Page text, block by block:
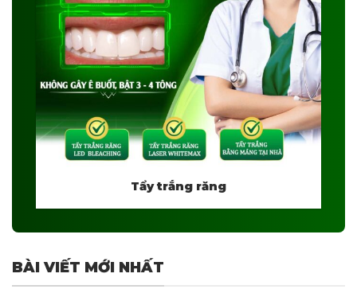
Tẩy trắng răng
BÀI VIẾT MỚI NHẤT